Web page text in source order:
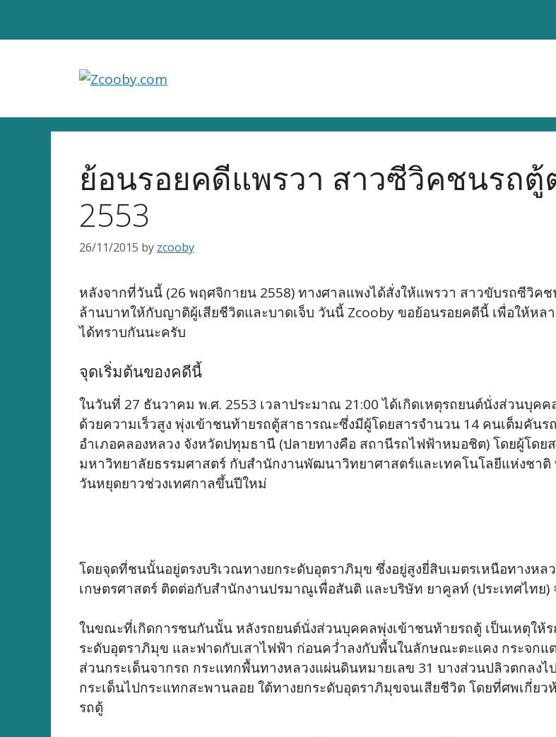
ย้อนรอยคดีแพรวา สาวซีวิคชนรถตู้
2553
26/11/2015 by zcooby
หลังจากที่วันนี้ (26 พฤศจิกายน 2558) ทางศาลแพงได้สั่งให้แพรวา สาวขับรถซีวิค
ล้านบาทให้กับญาติผู้เสียชีวิตและบาดเจ็บ วันนี้ Zcooby ขอย้อนรอยคดีนี้ เพื่อให้ห
ได้ทราบกันนะครับ
จุดเริ่มต้นของคดีนี้
ในวันที่ 27 ธันวาคม พ.ศ. 2553 เวลาประมาณ 21:00 ได้เกิดเหตุรถยนต์นั่งส่วนบุ
ด้วยความเร็วสูง พุ่งเข้าชนท้ายรถตู้สาธารณะซึ่งมีผู้โดยสารจำนวน 14 คนเต็มคัน
อำเภอคลองหลวง จังหวัดปทุมธานี (ปลายทางคือ สถานีรถไฟฟ้าหมอชิต) โดยผู้โด
มหาวิทยาลัยธรรมศาสตร์ กับสำนักงานพัฒนาวิทยาศาสตร์และเทคโนโลยีแห่งชาติ
วันหยุดยาวช่วงเทศกาลขึ้นปีใหม่
โดยจุดที่ชนนั้นอยู่ตรงบริเวณทางยกระดับอุตราภิมุข ซึ่งอยู่สูงยี่สิบเมตรเหนือทางห
เกษตรศาสตร์ ติดต่อกับสำนักงานปรมาณูเพื่อสันติ และบริษัท ยาคูลท์ (ประเทศไทย
ในขณะที่เกิดการชนกันนั้น หลังรถยนต์นั่งส่วนบุคคลพุ่งเข้าชนท้ายรถตู้ เป็นเหตุใ
ระดับอุตราภิมุข และฟาดกับเสาไฟฟ้า ก่อนคว่ำลงกับพื้นในลักษณะตะแคง กระจกแต
ส่วนกระเด็นจากรถ กระแทกพื้นทางหลวงแผ่นดินหมายเลข 31 บางส่วนปลิวตกลง
กระเด็นไปกระแทกสะพานลอย ใต้ทางยกระดับอุตราภิมุขจนเสียชีวิต โดยที่ศพเกี่
รถตู้